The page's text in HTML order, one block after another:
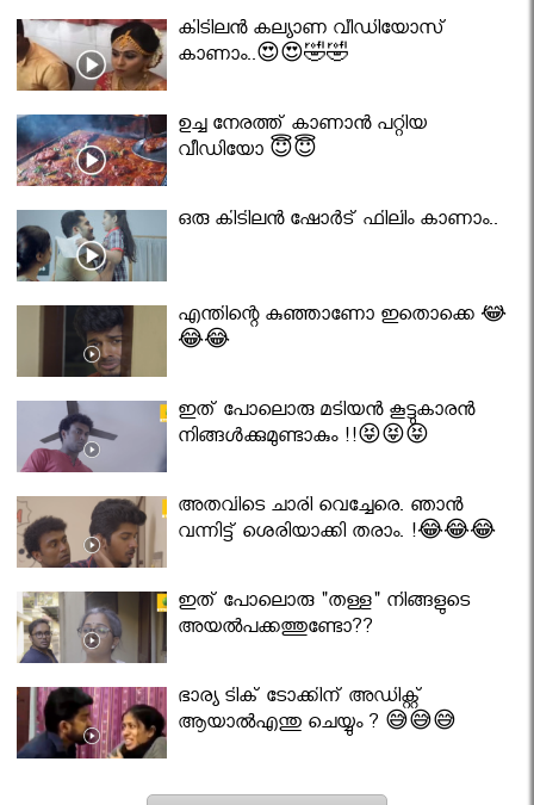
കിടിലൻ കല്യാണ വീഡിയോസ്
കാണാം..😍😍🤣🤣
ഉച്ച നേരത്ത് കാണാൻ പറ്റിയ
വീഡിയോ 😇😇
ഒരു കിടിലൻ ഷോർട് ഫിലിം കാണാം..
എന്തിന്റെ കുഞ്ഞാണോ ഇതൊക്കെ 😂
😂😂
ഇത് പോലൊരു മടിയൻ കൂട്ടുകാരൻ
നിങ്ങൾക്കുമുണ്ടാകും !!😝😝😝
അതവിടെ ചാരി വെച്ചേരെ. ഞാൻ
വന്നിട്ട് ശെരിയാക്കി തരാം. !😂😂😂
ഇത് പോലൊരു "തള്ള" നിങ്ങളുടെ
അയല്‍പക്കത്തുണ്ടോ??
ഭാര്യ ടിക് ടോക്കിന് അഡിക്റ്റ്
ആയാൽഎന്തു ചെയ്യും ? 😅😅😅